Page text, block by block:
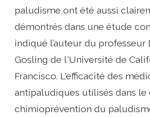
paludisme ont été aussi
démontrés dans une étude
indiqué l’auteur du professeur
Gosling de l'Université de
Francisco. L'efficacité des
antipaludiques utilisés dans le
chimioprévention du